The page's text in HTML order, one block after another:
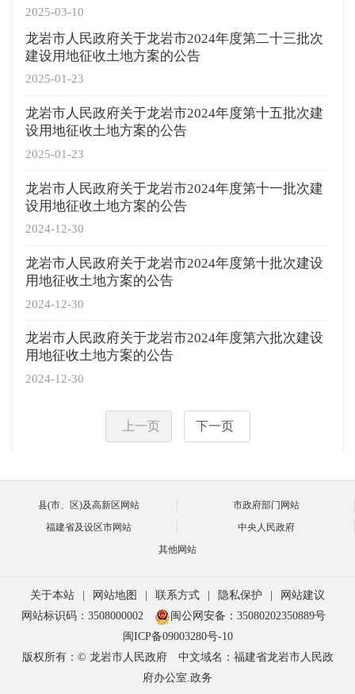
2025-03-10
2025-01-23
龙岩市人民政府关于龙岩市2024年度第二十三批次
建设用地征收土地方案的公告
2025-01-23
龙岩市人民政府关于龙岩市2024年度第十五批次建
设用地征收土地方案的公告
2024-12-30
龙岩市人民政府关于龙岩市2024年度第十一批次建
设用地征收土地方案的公告
2024-12-30
龙岩市人民政府关于龙岩市2024年度第十批次建设
用地征收土地方案的公告
2024-12-30
龙岩市人民政府关于龙岩市2024年度第六批次建设
用地征收土地方案的公告
上一页 下一页
县(市、区)及高新区网站
市政府部门网站
福建省及设区市网站
中央人民政府
其他网站
关于本站 网站地图 联系方式 隐私保护
网站建议
网站标识码：3508000002
闽公网安备：35080202350889号
闽ICP备09003280号-10
版权所有：© 龙岩市人民政府
中文域名：福建省龙岩市人民政
府办公室.政务